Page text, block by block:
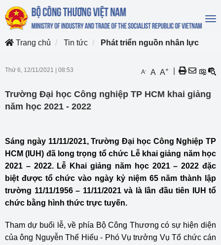
Trang chủ
Tin tức Phát triển nguồn nhân lực
Thứ 6, 12/11/2021 08:53 A- A A+
Trường Đại học Công nghiệp TP HCM khai giảng
năm học 2021 - 2022
Sáng ngày 11/11/2021, Trường Đại học Công Nghiệp TP
HCM (IUH) đã long trọng tổ chức Lễ khai giảng năm học
2021 – 2022. Lễ Khai giảng năm học 2021 – 2022 đặc
biệt được tổ chức vào ngày kỷ niệm 65 năm thành lập
trường 11/11/1956 – 11/11/2021 và là lần đầu tiên IUH tổ
chức bằng hình thức trực tuyến.
Tham dự buổi lễ, về phía Bộ Công Thương có sự hiện diện
của ông Nguyễn Thế Hiếu - Phó Vụ trưởng Vụ Tổ chức cán